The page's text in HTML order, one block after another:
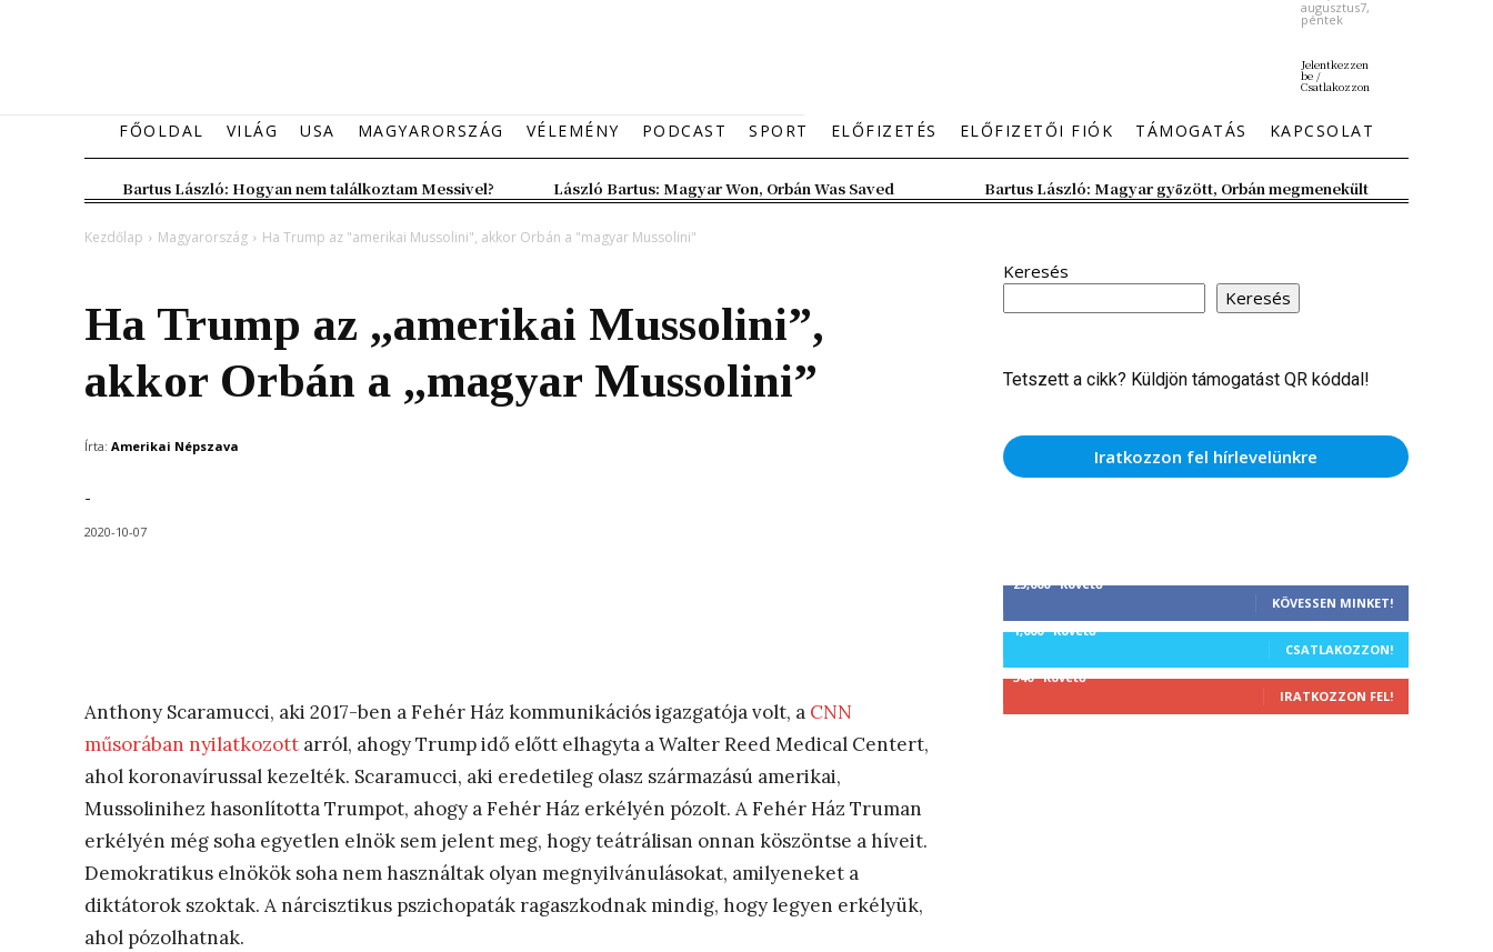
augusztus7,
péntek
Jelentkezzen
be /
Csatlakozzon
FŐOLDAL VILÁG USA MAGYARORSZÁG VÉLEMÉNY PODCAST SPORT ELŐFIZETÉS ELŐFIZETŐI FIÓK TÁMOGATÁS KAPCSOLAT
Bartus László: Hogyan nem találkoztam Messivel? László Bartus: Magyar Won, Orbán Was Saved Bartus László: Magyar győzött, Orbán megmenekült
Kezdőlap Magyarország Ha Trump az "amerikai Mussolini", akkor Orbán a "magyar Mussolini"
Ha Trump az „amerikai Mussolini”,
akkor Orbán a „magyar Mussolini”
Írta: Amerikai Népszava
-
2020-10-07
Anthony Scaramucci, aki 2017-ben a Fehér Ház kommunikációs igazgatója volt, a CNN
műsorában nyilatkozott arról, ahogy Trump idő előtt elhagyta a Walter Reed Medical Centert,
ahol koronavírussal kezelték. Scaramucci, aki eredetileg olasz származású amerikai,
Mussolinihez hasonlította Trumpot, ahogy a Fehér Ház erkélyén pózolt. A Fehér Ház Truman
erkélyén még soha egyetlen elnök sem jelent meg, hogy teátrálisan onnan köszöntse a híveit.
Demokratikus elnökök soha nem használtak olyan megnyilvánulásokat, amilyeneket a
diktátorok szoktak. A nárcisztikus pszichopaták ragaszkodnak mindig, hogy legyen erkélyük,
ahol pózolhatnak.
Keresés
Keresés
Tetszett a cikk? Küldjön támogatást QR kóddal!
Iratkozzon fel hírlevelünkre
25,000 Követő
KÖVESSEN MINKET!
1,000 Követő
CSATLAKOZZON!
340 Követő
IRATKOZZON FEL!